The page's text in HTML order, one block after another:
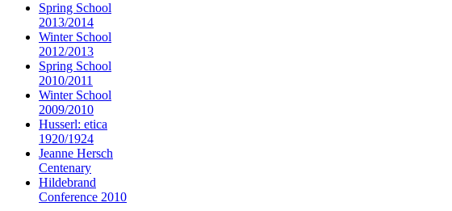
Spring School
2013/2014
Winter School
2012/2013
Spring School
2010/2011
Winter School
2009/2010
Husserl: etica
1920/1924
Jeanne Hersch
Centenary
Hildebrand
Conference 2010